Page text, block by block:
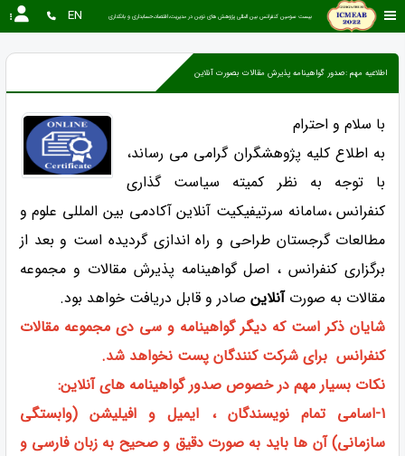
بیست سومین کنفرانس بین المللی پژوهش های نوین در مدیریت،اقتصاد،حسابداری و بانکداری EN
اطلاعیه مهم :صدور گواهینامه پذیرش مقالات بصورت آنلاین
با سلام و احترام
به اطلاع کلیه پژوهشگران گرامی می رساند،
با توجه به نظر کمیته سیاست گذاری
کنفرانس ،سامانه سرتیفیکیت آنلاین آکادمی بین المللی علوم و
مطالعات گرجستان طراحی و راه اندازی گردیده است و بعد از
برگزاری کنفرانس ، اصل گواهینامه پذیرش مقالات و مجموعه
مقالات به صورت آنلاین صادر و قابل دریافت خواهد بود.
شایان ذکر است که دیگر گواهینامه و سی دی مجموعه مقالات
کنفرانس برای شرکت کنندگان پست نخواهد شد.
نکات بسیار مهم در خصوص صدور گواهینامه های آنلاین:
1-اسامی تمام نویسندگان ، ایمیل و افیلیشن (وابستگی
سازمانی) آن ها باید به صورت دقیق و صحیح به زبان فارسی و